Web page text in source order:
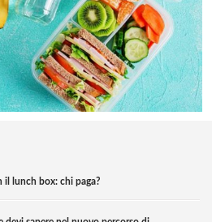
il lunch box: chi paga?